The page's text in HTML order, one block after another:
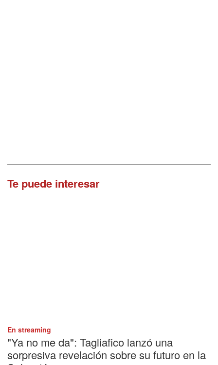
Te puede interesar
En streaming
"Ya no me da": Tagliafico lanzó una
sorpresiva revelación sobre su futuro en la